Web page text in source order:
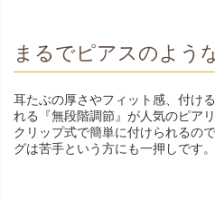
まるでピアスのよう
耳たぶの厚さやフィット感、付け
れる『無段階調節』が人気のピアリ
クリップ式で簡単に付けられるの
グは苦手という方にも一押しです。